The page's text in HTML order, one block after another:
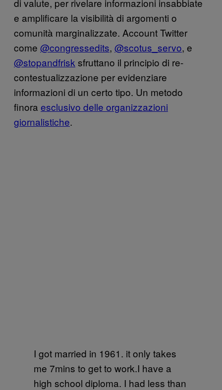
e amplificare la visibilità di argomenti o
comunità marginalizzate. Account Twitter
come @congressedits, @scotus_servo, e
@stopandfrisk sfruttano il principio di re-
contestualizzazione per evidenziare
informazioni di un certo tipo. Un metodo
finora esclusivo delle organizzazioni
giornalistiche.
I got married in 1961. it only takes
me 7mins to get to work.I have a
high school diploma. I had less than